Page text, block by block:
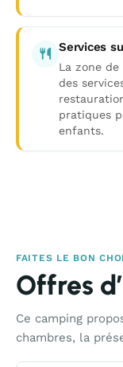
Services
La zone de
des
pratiques
enfants.
FAITES LE BON
Offres
Ce camping
chambres, la